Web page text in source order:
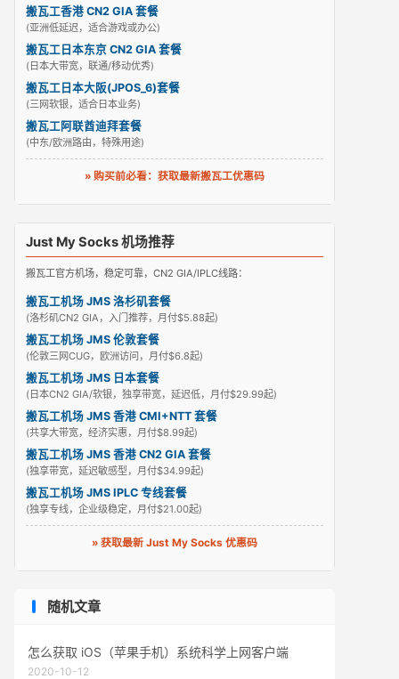
搬瓦工香港 CN2 GIA 套餐
(亚洲低延迟，适合游戏或办公)
搬瓦工日本东京 CN2 GIA 套餐
(日本大带宽，联通/移动优秀)
搬瓦工日本大阪(JPOS_6)套餐
(三网软银，适合日本业务)
搬瓦工阿联酋迪拜套餐
(中东/欧洲路由，特殊用途)
» 购买前必看：获取最新搬瓦工优惠码
Just My Socks 机场推荐
搬瓦工官方机场，稳定可靠，CN2 GIA/IPLC线路：
搬瓦工机场 JMS 洛杉矶套餐
(洛杉矶CN2 GIA，入门推荐，月付$5.88起)
搬瓦工机场 JMS 伦敦套餐
(伦敦三网CUG，欧洲访问，月付$6.8起)
搬瓦工机场 JMS 日本套餐
(日本CN2 GIA/软银，独享带宽，延迟低，月付$29.99起)
搬瓦工机场 JMS 香港 CMI+NTT 套餐
(共享大带宽，经济实惠，月付$8.99起)
搬瓦工机场 JMS 香港 CN2 GIA 套餐
(独享带宽，延迟敏感型，月付$34.99起)
搬瓦工机场 JMS IPLC 专线套餐
(独享专线，企业级稳定，月付$21.00起)
» 获取最新 Just My Socks 优惠码
随机文章
怎么获取 iOS（苹果手机）系统科学上网客户端
2020-10-12